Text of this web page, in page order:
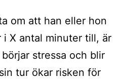
om att han eller hon
i X antal minuter till, är
stressa och blir
tur ökar risken för